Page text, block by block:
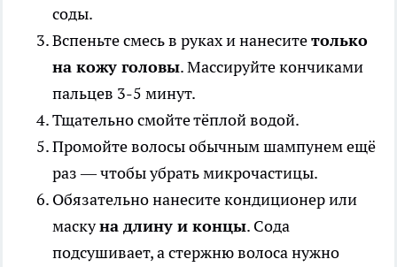
соды.
Вспеньте смесь в руках и нанеситетолько
на кожу головы. Массируйте кончиками
пальцев 3-5 минут.
Тщательно смойте тёплой водой.
Промойте волосы обычным шампунем ещё
раз — чтобы убрать микрочастицы.
Обязательно нанесите кондиционер или
маскуна длину и концы. Сода
подсушивает, а стержню волоса нужно